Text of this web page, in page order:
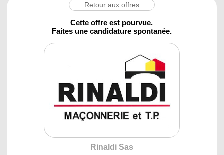
Retour aux offres
Cette offre est pourvue.
Faites une candidature spontanée.
Rinaldi Sas